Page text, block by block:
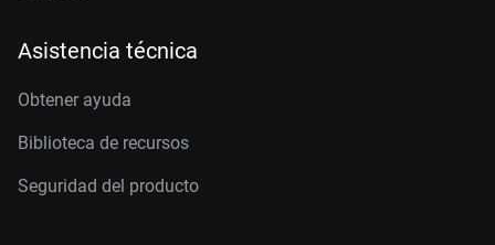
Asistencia técnica
Obtener ayuda
Biblioteca de recursos
Seguridad del producto